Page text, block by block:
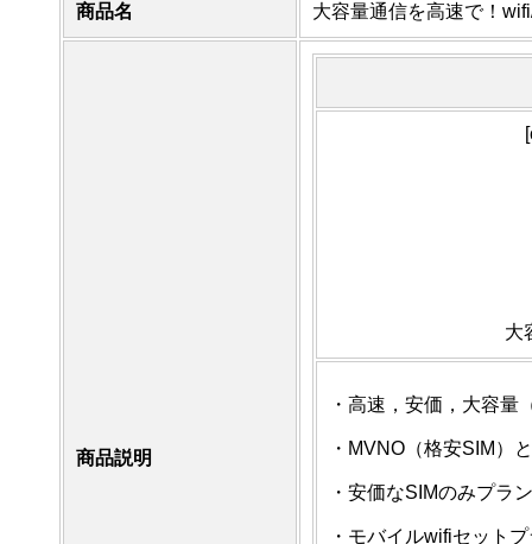
商品名 大容量通信を高速で！
商品説明
大
・高速，安価，大容
・MVNO（格安SIM）
・安価なSIMのみプラ
・モバイルwifiセット